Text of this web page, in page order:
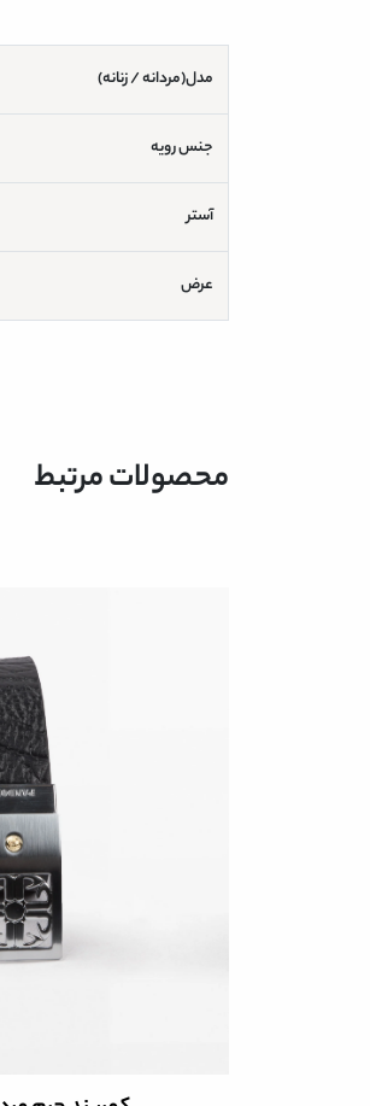
مدل(مردانه / زنانه)
جنس رویه
آستر
عرض
محصولات مرتبط